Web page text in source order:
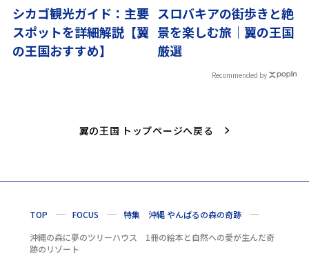
シカゴ観光ガイド：主要
スポットを詳細解説【翼
の王国おすすめ】
スロバキアの街歩きと絶
景を楽しむ旅｜翼の王国
厳選
Recommended by
翼の王国 トップページへ戻る
TOP FOCUS
特集 沖縄 やんばるの森の奇跡
沖縄の森に夢のツリーハウス 1冊の絵本と自然への愛が生んだ奇
跡のリゾート